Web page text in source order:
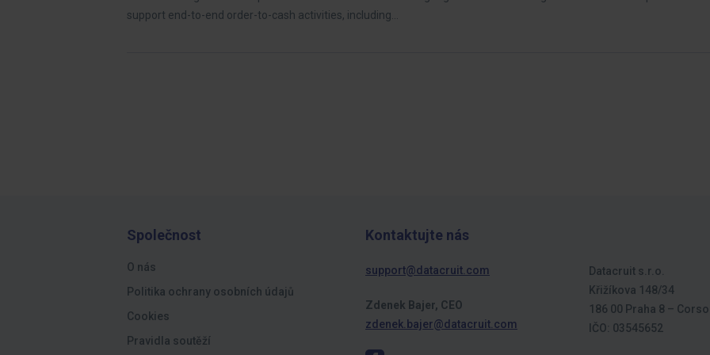
support end-to-end order-to-cash activities, including…
Společnost
O nás
Politika ochrany osobních údajů
Cookies
Pravidla soutěží
Kontaktujte nás
support@datacruit.com
Zdenek Bajer, CEO
zdenek.bajer@datacruit.com
Datacruit s.r.o.
Křižíkova 148/34
186 00 Praha 8 –
IČO: 03545652